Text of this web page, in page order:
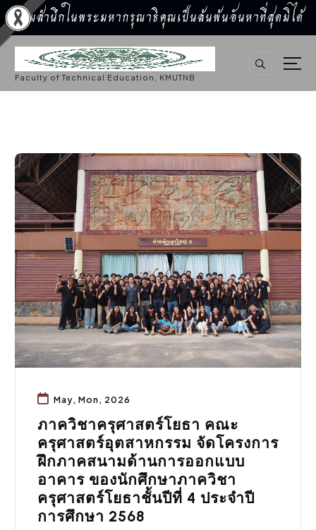
น้อมสำนึกในพระมหากรุณาธิคุณเป็นล้นพ้นอันหาที่สุดมิได้
S
k
o
Faculty of Technical Education, KMUTNB
ประชาสัมพันธ์
May, Mon, 2026
ภาควิชาครุศาสตร์โยธา คณะ
ครุศาสตร์อุตสาหกรรม จัดโครงการ
ฝึกภาคสนามด้านการออกแบบ
อาคาร ของนักศึกษาภาควิชา
ครุศาสตร์โยธาชั้นปีที่ 4 ประจำปี
การศึกษา 2568